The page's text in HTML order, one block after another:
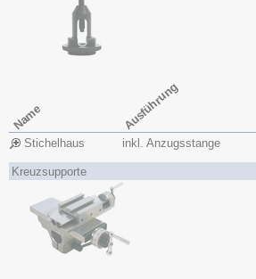
Name Ausführung
Stichelhaus inkl. Anzugsstange
Kreuzsupporte